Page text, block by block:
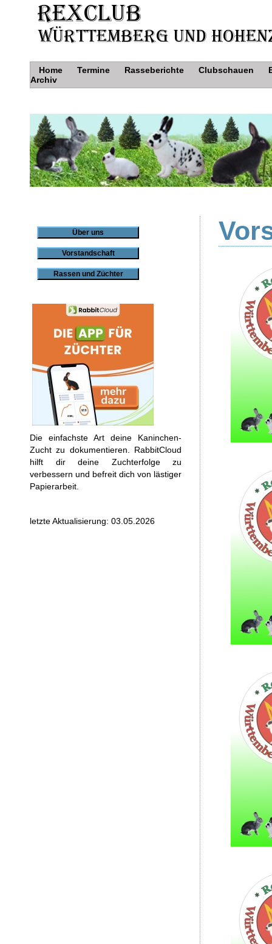
Home Termine Rasseberichte Clubschauen
Archiv
Über uns
Vorstandschaft
Rassen und Züchter
Die einfachste Art deine Kaninchen-
Zucht zu dokumentieren. RabbitCloud
hilft dir deine Zuchterfolge zu
verbessern und befreit dich von lästiger
Papierarbeit.
letzte Aktualisierung: 03.05.2026